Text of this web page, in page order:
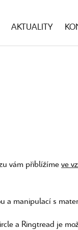
AKTUALITY
vám přiblížímeve
a manipulací s
a Ringtread je